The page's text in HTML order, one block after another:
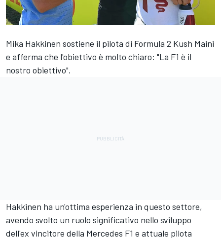
Mika Hakkinen sostiene il pilota di Formula 2 Kush Maini
e afferma che l'obiettivo è molto chiaro: "La F1 è il
nostro obiettivo".
Hakkinen ha un'ottima esperienza in questo settore,
avendo svolto un ruolo significativo nello sviluppo
dell'ex vincitore della Mercedes F1 e attuale pilota